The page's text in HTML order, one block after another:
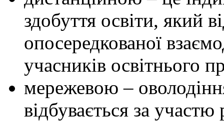
здобуття освіти, який
опосередкованої
учасників освітнього
мережевою –
відбувається за участю